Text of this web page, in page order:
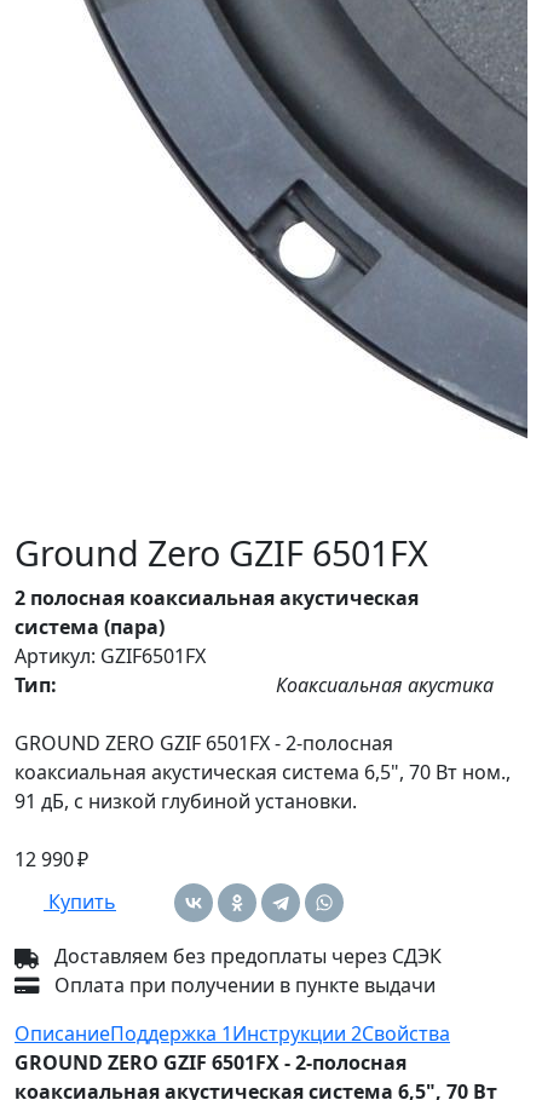
Ground Zero GZIF 6501FX
2 полосная коаксиальная акустическая
система (пара)
Артикул: GZIF6501FX
Тип:
Коаксиальная акустика
GROUND ZERO GZIF 6501FX - 2-полосная
коаксиальная акустическая система 6,5", 70 Вт ном.,
91 дБ, с низкой глубиной установки.
12 990 ₽
Купить
Доставляем без предоплаты через СДЭК
Оплата при получении в пункте выдачи
ОписаниеПоддержка 1Инструкции 2Свойства
GROUND ZERO GZIF 6501FX - 2-полосная
коаксиальная акустическая система 6,5", 70 Вт